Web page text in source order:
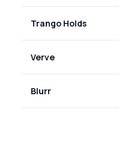
Trango Holds
Verve
Blurr